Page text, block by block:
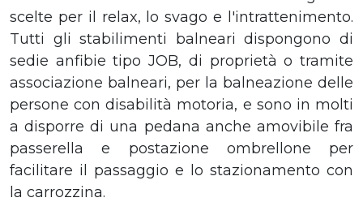
scelte per il relax, lo svago e l'intrattenimento.
Tutti gli stabilimenti balneari dispongono di
sedie anfibie tipo JOB, di proprietà o tramite
associazione balneari, per la balneazione delle
persone con disabilità motoria, e sono in molti
a disporre di una pedana anche amovibile fra
passerella e postazione ombrellone per
facilitare il passaggio e lo stazionamento con
la carrozzina.